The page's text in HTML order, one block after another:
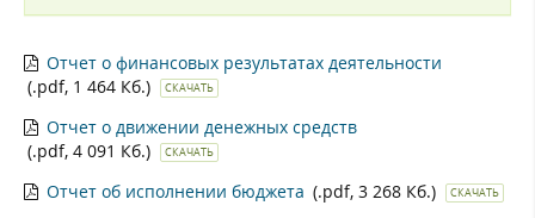
Отчет о финансовых результатах деятельности
(.pdf, 1 464 Кб.)
СКАЧАТЬ
Отчет о движении денежных средств
(.pdf, 4 091 Кб.)
СКАЧАТЬ
Отчет об исполнении бюджета (.pdf, 3 268 Кб.) СКАЧАТЬ